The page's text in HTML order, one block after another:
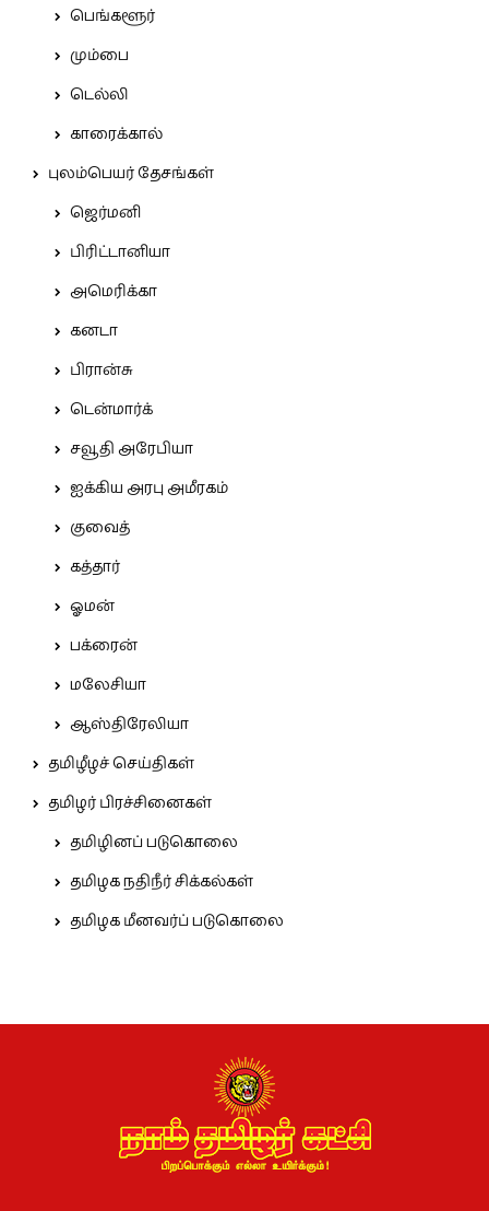
பெங்களூர்
மும்பை
டெல்லி
காரைக்கால்
புலம்பெயர் தேசங்கள்
ஜெர்மனி
பிரிட்டானியா
அமெரிக்கா
கனடா
பிரான்சு
டென்மார்க்
சவூதி அரேபியா
ஐக்கிய அரபு அமீரகம்
குவைத்
கத்தார்
ஓமன்
பக்ரைன்
மலேசியா
ஆஸ்திரேலியா
தமிழீழச் செய்திகள்
தமிழர் பிரச்சினைகள்
தமிழினப் படுகொலை
தமிழக நதிநீர் சிக்கல்கள்
தமிழக மீனவர்ப் படுகொலை